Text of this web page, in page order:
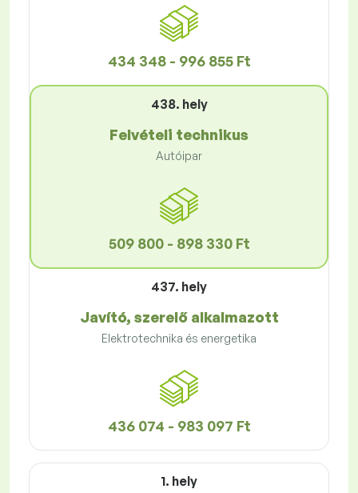
434 348 - 996 855 Ft
438. hely
Felvételi technikus
Autóipar
509 800 - 898 330 Ft
437. hely
Javító, szerelő alkalmazott
Elektrotechnika és energetika
436 074 - 983 097 Ft
1. hely